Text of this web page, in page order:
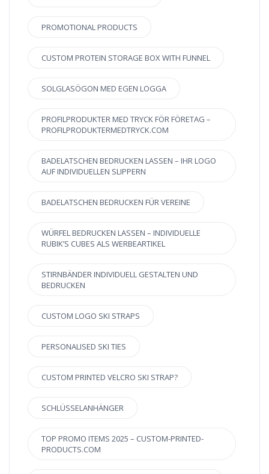
PROMOTIONAL PRODUCTS
CUSTOM PROTEIN STORAGE BOX WITH FUNNEL
SOLGLASÖGON MED EGEN LOGGA
PROFILPRODUKTER MED TRYCK FÖR FÖRETAG –
PROFILPRODUKTERMEDTRYCK.COM
BADELATSCHEN BEDRUCKEN LASSEN – IHR LOGO
AUF INDIVIDUELLEN SLIPPERN
BADELATSCHEN BEDRUCKEN FÜR VEREINE
WÜRFEL BEDRUCKEN LASSEN – INDIVIDUELLE
RUBIK’S CUBES ALS WERBEARTIKEL
STIRNBÄNDER INDIVIDUELL GESTALTEN UND
BEDRUCKEN
CUSTOM LOGO SKI STRAPS
PERSONALISED SKI TIES
CUSTOM PRINTED VELCRO SKI STRAP?
SCHLÜSSELANHÄNGER
TOP PROMO ITEMS 2025 – CUSTOM-PRINTED-
PRODUCTS.COM